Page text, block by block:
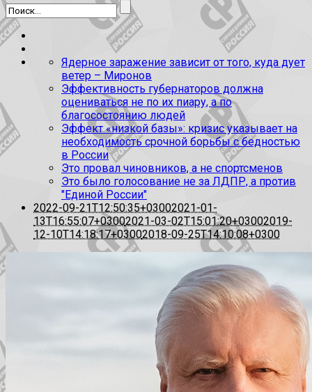
Ядерное заражение зависит от того, куда дует
ветер – Миронов
Эффективность губернаторов должна
оцениваться не по их пиару, а по
благосостоянию людей
Эффект «низкой базы»: кризис указывает на
необходимость срочной борьбы с бедностью
в России
Это провал чиновников, а не спортсменов
Это было голосование не за ЛДПР, а против
"Единой России"
2022-09-21T12:50:35+03002021-01-
13T16:55:07+03002021-03-02T15:01:20+03002019-
12-10T14:18:17+03002018-09-25T14:10:08+0300